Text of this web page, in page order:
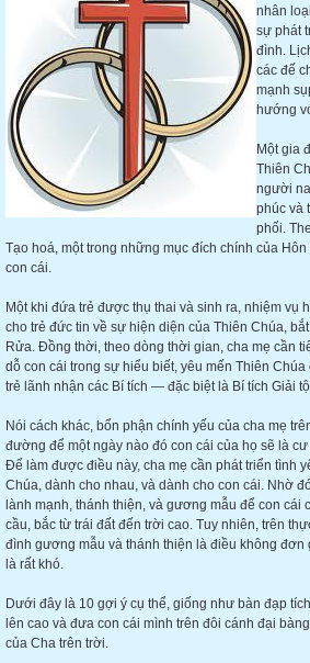
nhân
sự phát
đình.
các đế
mạnh
hướng
Một gia
Thiên
người
phúc và
phối.
Tạo hoá, một trong những mục đích chính của
con cái.
Một khi đứa trẻ được thụ thai và sinh ra, nhiệm vụ
cho trẻ đức tin về sự hiện diện của Thiên Chúa,
Rửa. Đồng thời, theo dòng thời gian, cha mẹ cần
dỗ con cái trong sự hiểu biết, yêu mến Thiên
trẻ lãnh nhận các Bí tích — đặc biệt là Bí tích Giải
Nói cách khác, bổn phận chính yếu của cha mẹ
đường để một ngày nào đó con cái của họ sẽ là
Để làm được điều này, cha mẹ cần phát triển tình
Chúa, dành cho nhau, và dành cho con cái. Nhờ
lành mạnh, thánh thiện, và gương mẫu để con cái
cầu, bắc từ trái đất đến trời cao. Tuy nhiên, trên
đình gương mẫu và thánh thiện là điều không đơn
là rất khó.
Dưới đây là 10 gợi ý cụ thể, giống như bàn đạp
lên cao và đưa con cái mình trên đôi cánh đại
của Cha trên trời.